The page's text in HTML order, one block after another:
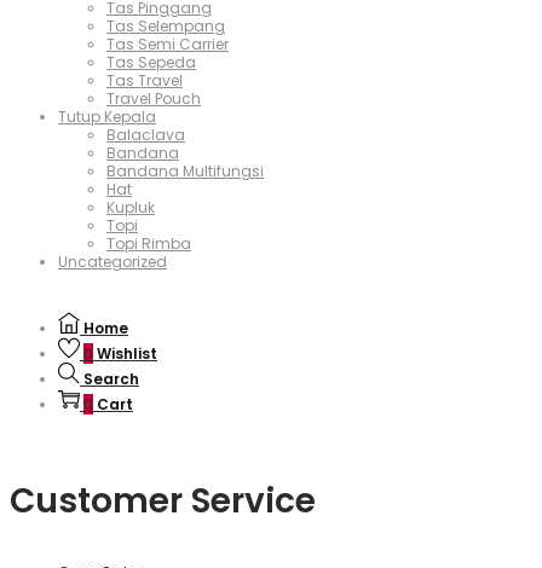
Tas Pinggang
Tas Selempang
Tas Semi Carrier
Tas Sepeda
Tas Travel
Travel Pouch
Tutup Kepala
Balaclava
Bandana
Bandana Multifungsi
Hat
Kupluk
Topi
Topi Rimba
Uncategorized
Home
0 Wishlist
Search
0 Cart
Customer Service